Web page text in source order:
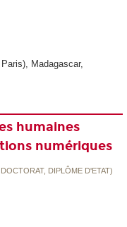
Madagascar,
humaines
numériques
DIPLÔME D'ETAT)